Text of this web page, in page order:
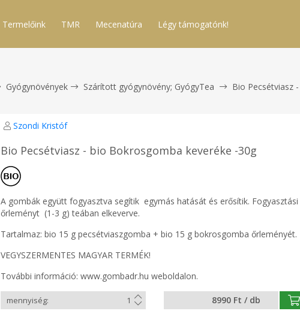
Termelőink TMR Mecenatúra Légy támogatónk!
Gyógynövények Szárított gyógynövény; GyógyTea Bio Pecsétviasz
Szondi Kristóf
Bio Pecsétviasz - bio Bokrosgomba keveréke -30g
A gombák együtt fogyasztva segítik egymás hatását és erősítik.
őrleményt (1-3 g) teában elkeverve.
Tartalmaz: bio 15 g pecsétviaszgomba + bio 15 g bokrosgomba őrleményét.
VEGYSZERMENTES MAGYAR TERMÉK!
További információ: www.gombadr.hu weboldalon.
8990 Ft / db